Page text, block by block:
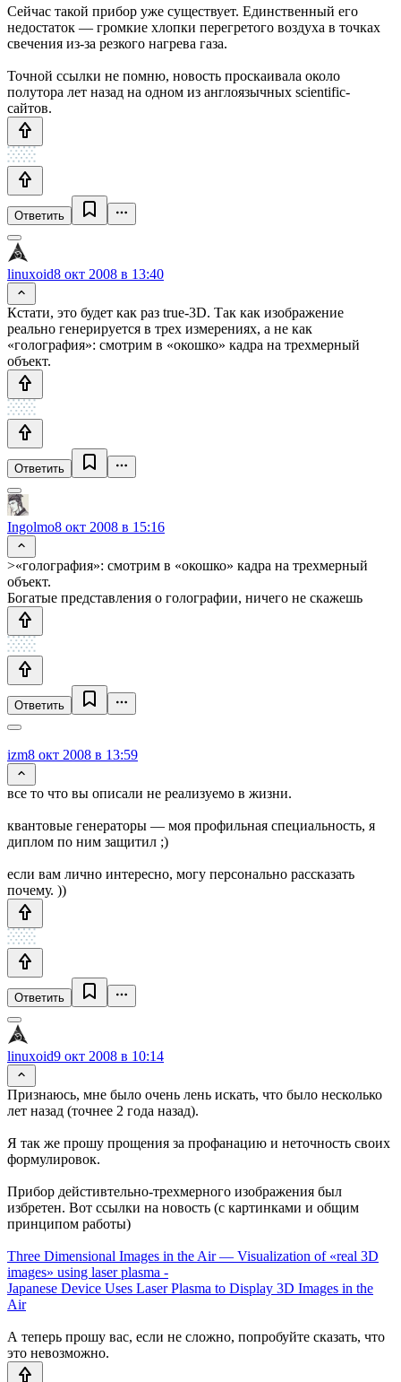
Сейчас такой прибор уже существует. Единственный его
недостаток — громкие хлопки перегретого воздуха в точках
свечения из-за резкого нагрева газа.
Точной ссылки не помню, новость проскаивала около
полутора лет назад на одном из англоязычных scientific-
сайтов.
Ответить
linuxoid8 окт 2008 в 13:40
Кстати, это будет как раз true-3D. Так как изображение
реально генерируется в трех измерениях, а не как
«голография»: смотрим в «окошко» кадра на трехмерный
объект.
Ответить
Ingolmo8 окт 2008 в 15:16
>«голография»: смотрим в «окошко» кадра на трехмерный
объект.
Богатые представления о голографии, ничего не скажешь
Ответить
izm8 окт 2008 в 13:59
все то что вы описали не реализуемо в жизни.
квантовые генераторы — моя профильная специальность, я
диплом по ним защитил ;)
если вам лично интересно, могу персонально рассказать
почему. ))
Ответить
linuxoid9 окт 2008 в 10:14
Признаюсь, мне было очень лень искать, что было несколько
лет назад (точнее 2 года назад).
Я так же прошу прощения за профанацию и неточность своих
формулировок.
Прибор дейстивтельно-трехмерного изображения был
избретен. Вот ссылки на новость (с картинками и общим
принципом работы)
Three Dimensional Images in the Air — Visualization of «real 3D
images» using laser plasma -
Japanese Device Uses Laser Plasma to Display 3D Images in the
Air
А теперь прошу вас, если не сложно, попробуйте сказать, что
это невозможно.